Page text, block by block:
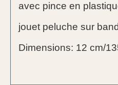
avec pince en
jouet peluche sur
Dimensions: 12 cm/